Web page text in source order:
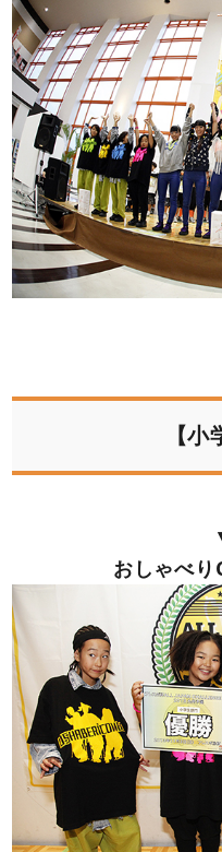
【小
おしゃべり